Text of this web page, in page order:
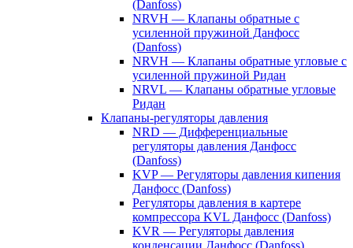
(Danfoss)
NRVH — Клапаны обратные с
усиленной пружиной Данфосс
(Danfoss)
NRVH — Клапаны обратные угловые с
усиленной пружиной Ридан
NRVL — Клапаны обратные угловые
Ридан
Клапаны-регуляторы давления
NRD — Дифференциальные
регуляторы давления Данфосс
(Danfoss)
KVP — Регуляторы давления кипения
Данфосс (Danfoss)
Регуляторы давления в картере
компрессора KVL Данфосс (Danfoss)
KVR — Регуляторы давления
конденсации Данфосс (Danfoss)